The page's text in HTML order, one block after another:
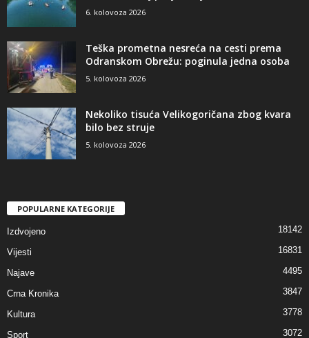
6. kolovoza 2026
Teška prometna nesreća na cesti prema
Odranskom Obrežu: poginula jedna osoba
5. kolovoza 2026
Nekoliko tisuća Velikogoričana zbog kvara
bilo bez struje
5. kolovoza 2026
POPULARNE KATEGORIJE
Izdvojeno 18142
Vijesti 16831
Najave 4495
Crna Kronika 3847
Kultura 3778
Sport 3072